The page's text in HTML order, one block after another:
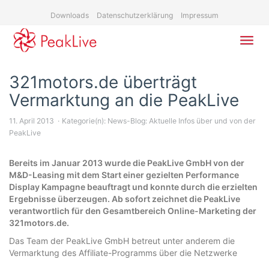
content
Downloads Datenschutzerklärung Impressum
321motors.de überträgt
Vermarktung an die PeakLive
11. April 2013 Kategorie(n): News-Blog: Aktuelle Infos über und von der
PeakLive
Bereits im Januar 2013 wurde die PeakLive GmbH von der
M&D-Leasing mit dem Start einer gezielten Performance
Display Kampagne beauftragt und konnte durch die erzielten
Ergebnisse überzeugen. Ab sofort zeichnet die PeakLive
verantwortlich für den Gesamtbereich Online-Marketing der
321motors.de.
Das Team der PeakLive GmbH betreut unter anderem die
Vermarktung des Affiliate-Programms über die Netzwerke